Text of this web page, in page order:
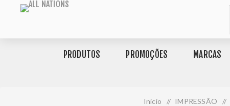
PRODUTOS PROMOÇÕES MARCAS
Início / IMPRESSÃO /